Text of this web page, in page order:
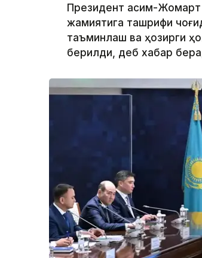
Президент Қасим-
жамиятига ташрифи
таъминлаш ва ҳозирги
берилди, деб хабар